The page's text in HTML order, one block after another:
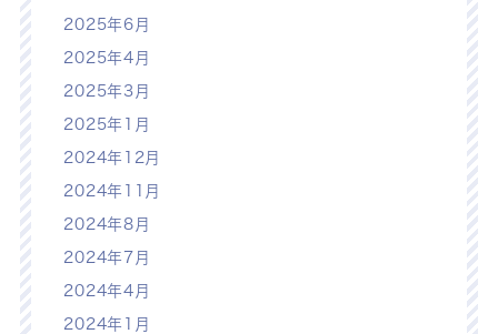
2025年6月
2025年4月
2025年3月
2025年1月
2024年12月
2024年11月
2024年8月
2024年7月
2024年4月
2024年1月